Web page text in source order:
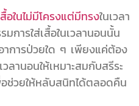
อในไม่มีโครงแต่มีทรงในเวลา
การใส่เสื้อในเวลานอนนั้น
าการป่วยใด ๆ เพียงแค่ต้อง
วลานอนให้เหมาะสมกับสรีระ
ช่วยให้หลับสนิทได้ตลอดคืน